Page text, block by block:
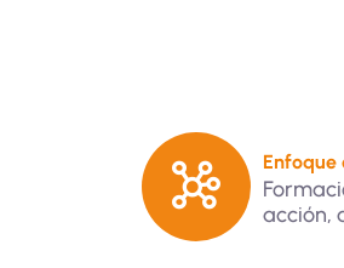
acción,